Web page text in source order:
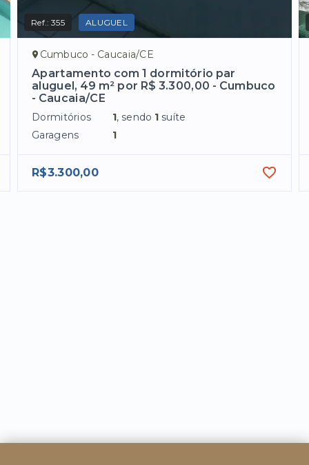
Ref.:355 ALUGUEL
Cumbuco - Caucaia/CE
Apartamento com 1 dormitório par
aluguel, 49 m² por R$ 3.300,00 - Cumbuco
- Caucaia/CE
Dormitórios 1, sendo 1 suíte
Garagens
1
R$3.300,00